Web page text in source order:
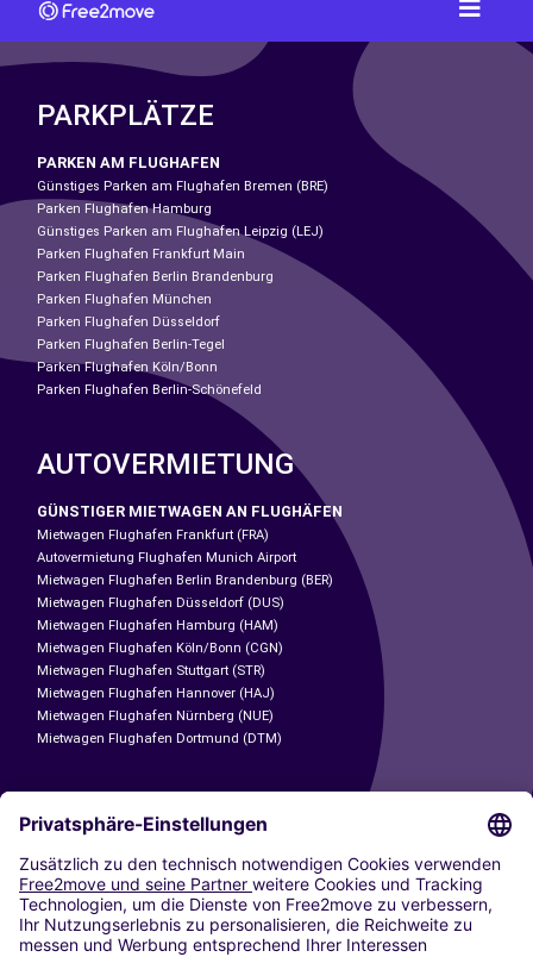
PARKPLÄTZE
PARKEN AM FLUGHAFEN
Günstiges Parken am Flughafen Bremen (BRE)
Parken Flughafen Hamburg
Günstiges Parken am Flughafen Leipzig (LEJ)
Parken Flughafen Frankfurt Main
Parken Flughafen Berlin Brandenburg
Parken Flughafen München
Parken Flughafen Düsseldorf
Parken Flughafen Berlin-Tegel
Parken Flughafen Köln/Bonn
Parken Flughafen Berlin-Schönefeld
AUTOVERMIETUNG
GÜNSTIGER MIETWAGEN AN FLUGHÄFEN
Mietwagen Flughafen Frankfurt (FRA)
Autovermietung Flughafen Munich Airport
Mietwagen Flughafen Berlin Brandenburg (BER)
Mietwagen Flughafen Düsseldorf (DUS)
Mietwagen Flughafen Hamburg (HAM)
Mietwagen Flughafen Köln/Bonn (CGN)
Mietwagen Flughafen Stuttgart (STR)
Mietwagen Flughafen Hannover (HAJ)
Mietwagen Flughafen Nürnberg (NUE)
Mietwagen Flughafen Dortmund (DTM)
CARSHARING
UNSERE STÄDTE
Paris
Madrid
Washington DC
Mailand